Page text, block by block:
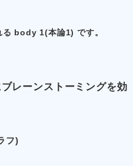
body 1(本論1) です。
レーンストーミングを効
フ)